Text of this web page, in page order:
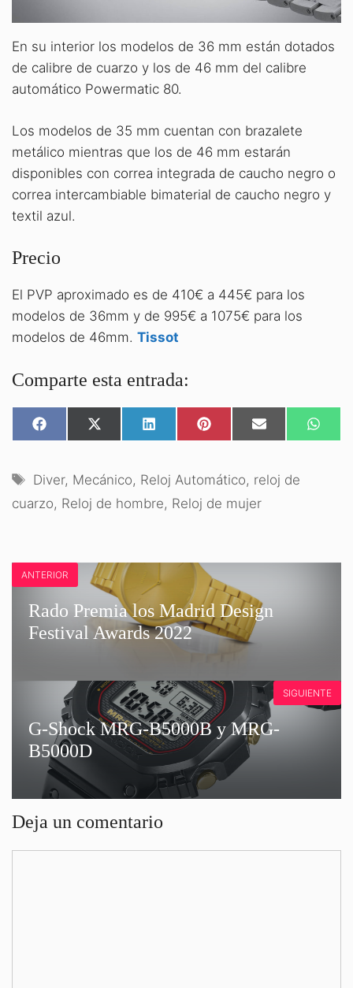
En su interior los modelos de 36 mm están dotados
de calibre de cuarzo y los de 46 mm del calibre
automático Powermatic 80.
Los modelos de 35 mm cuentan con brazalete
metálico mientras que los de 46 mm estarán
disponibles con correa integrada de caucho negro o
correa intercambiable bimaterial de caucho negro y
textil azul.
Precio
El PVP aproximado es de 410€ a 445€ para los
modelos de 36mm y de 995€ a 1075€ para los
modelos de 46mm. Tissot
Comparte esta entrada:
COMPARTIR
EN
COMPARTIR
EN
COMPARTIR
EN
COMPARTIR
EN
COMPARTIR
EN
EN
Etiquetas
Diver, Mecánico, Reloj Automático, reloj de
cuarzo, Reloj de hombre, Reloj de mujer
ANTERIOR
Rado Premia los Madrid Design
Festival Awards 2022
G-Shock MRG-B5000B y MRG-
B5000D
SIGUIENTE
Deja un comentario